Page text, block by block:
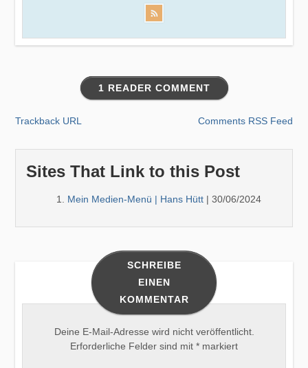
1 READER COMMENT
Trackback URL Comments RSS Feed
Sites That Link to this Post
Mein Medien-Menü | Hans Hütt | 30/06/2024
SCHREIBE
EINEN
KOMMENTAR
Deine E-Mail-Adresse wird nicht veröffentlicht.
Erforderliche Felder sind mit * markiert